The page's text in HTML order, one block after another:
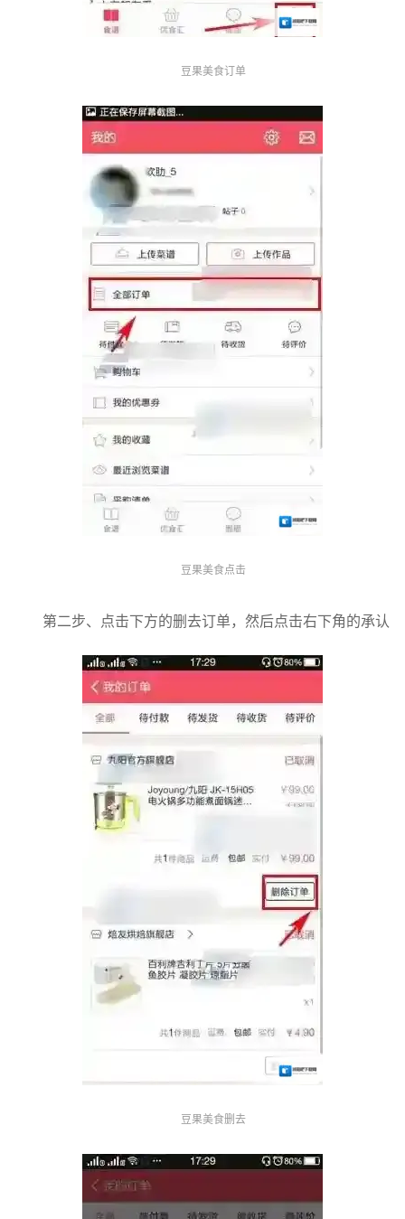
豆果美食订单
豆果美食点击
第二步、点击下方的删去订单，然后点击右下角的承认
豆果美食删去